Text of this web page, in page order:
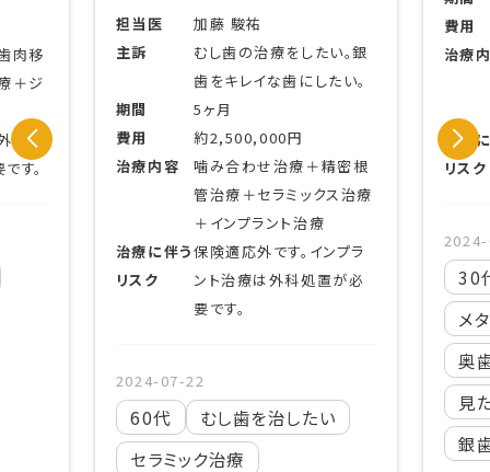
肉移
＋ジ
科処
す。
担当医
加藤 駿祐
主訴
むし歯の治療をしたい。銀
歯をキレイな歯にしたい。
期間
5ヶ月
費用
約2,500,000円
治療内容
噛み合わせ治療＋精密根
管治療＋セラミックス治療
＋インプラント治療
治療に伴う
リスク
保険適応外です。インプラ
ント治療は外科処置が必
要です。
2024-07-22
60代
むし歯を治したい
セラミック治療
費用
治療
治療
リスク
30
メ
奥
見
銀